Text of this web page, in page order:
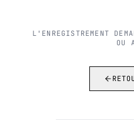
L'ENREGISTREMENT
OU